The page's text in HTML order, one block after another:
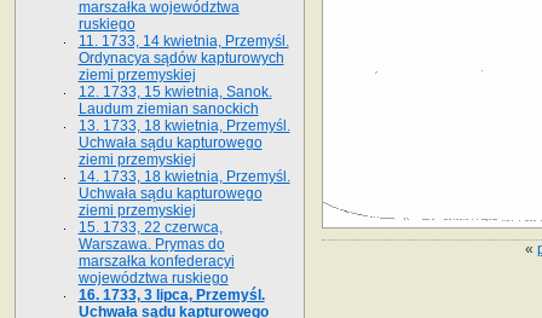
«
marszałka województwa
ruskiego
11. 1733, 14 kwietnia, Przemyśl.
Ordynacya sądów kapturowych
ziemi przemyskiej
12. 1733, 15 kwietnia, Sanok.
Laudum ziemian sanockich
13. 1733, 18 kwietnia, Przemyśl.
Uchwała sądu kapturowego
ziemi przemyskiej
14. 1733, 18 kwietnia, Przemyśl.
Uchwała sądu kapturowego
ziemi przemyskiej
15. 1733, 22 czerwca,
Warszawa. Prymas do
marszałka konfederacyi
województwa ruskiego
16. 1733, 3 lipca, Przemyśl.
Uchwała sądu kapturowego